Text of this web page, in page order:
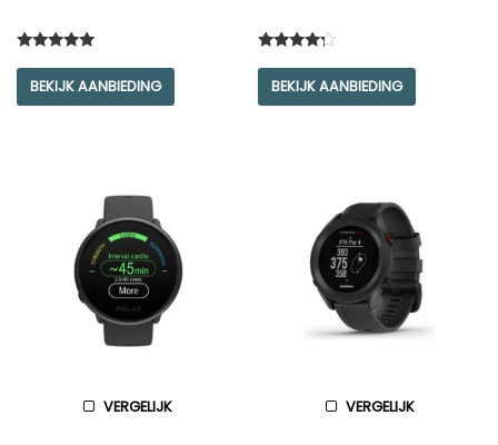
out of 5
BEKIJK AANBIEDING
out of 5
BEKIJK AANBIEDING
VERGELIJK VERGELIJK